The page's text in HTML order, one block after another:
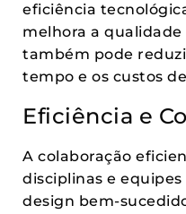
eficiência
melhora a
também pode
tempo e os custos
Eficiência e
A colaboração
disciplinas e
design bem-